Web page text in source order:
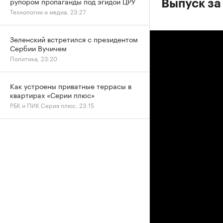
Выпуск
Технологии и медиа, 23:27
Зеленский встретился с президентом
Сербии Вучичем
Политика, 23:20
Как устроены приватные террасы в
квартирах «Серии плюс»
РБК и ПИК Серия плюс, 23:15